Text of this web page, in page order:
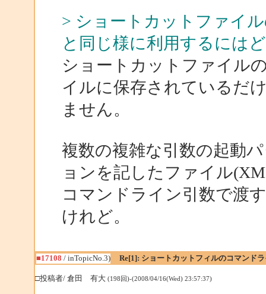
> ショートカットファイ
と同じ様に利用するには
ショートカットファイル
イルに保存されているだ
ません。
複数の複雑な引数の起動
ョンを記したファイル
コマンドライン引数で渡
けれど。
■17108 / inTopicNo.3) Re[1]: ショートカットフィルのコマンド
□投稿者/ 倉田 有大 (198回)-(2008/04/16(Wed) 23:57:37)